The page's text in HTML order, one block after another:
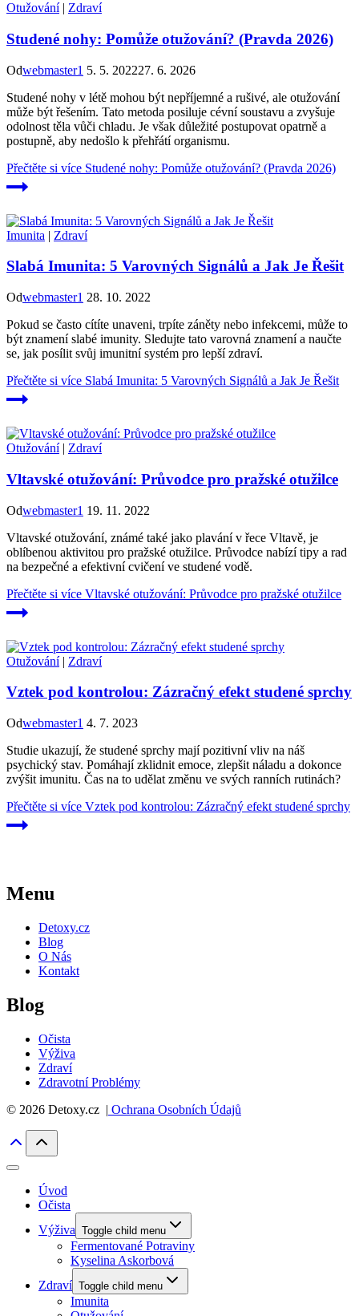
Otužování| Zdraví
Studené nohy: Pomůže otužování? (Pravda 2026)
Odwebmaster1 5. 5. 202227. 6. 2026
Studené nohy v létě mohou být nepříjemné a rušivé, ale otužování
může být řešením. Tato metoda posiluje cévní soustavu a zvyšuje
odolnost těla vůči chladu. Je však důležité postupovat opatrně a
postupně, aby nedošlo k přehřátí organismu.
Přečtěte si více Studené nohy: Pomůže otužování? (Pravda 2026)
Imunita | Zdraví
Slabá Imunita: 5 Varovných Signálů a Jak Je Řešit
Odwebmaster1 28. 10. 2022
Pokud se často cítíte unaveni, trpíte záněty nebo infekcemi, může to
být znamení slabé imunity. Sledujte tato varovná znamení a naučte
se, jak posílit svůj imunitní systém pro lepší zdraví.
Přečtěte si více Slabá Imunita: 5 Varovných Signálů a Jak Je Řešit
Otužování| Zdraví
Vltavské otužování: Průvodce pro pražské otužilce
Odwebmaster1 19. 11. 2022
Vltavské otužování, známé také jako plavání v řece Vltavě, je
oblíbenou aktivitou pro pražské otužilce. Průvodce nabízí tipy a rad
na bezpečné a efektivní cvičení ve studené vodě.
Přečtěte si více Vltavské otužování: Průvodce pro pražské otužilce
Otužování| Zdraví
Vztek pod kontrolou: Zázračný efekt studené sprchy
Odwebmaster1 4. 7. 2023
Studie ukazují, že studené sprchy mají pozitivní vliv na náš
psychický stav. Pomáhají zklidnit emoce, zlepšit náladu a dokonce
zvýšit imunitu. Čas na to udělat změnu ve svých ranních rutinách?
Přečtěte si více Vztek pod kontrolou: Zázračný efekt studené sprchy
Menu
Detoxy.cz
Blog
O Nás
Kontakt
Blog
Očista
Výživa
Zdraví
Zdravotní Problémy
© 2026 Detoxy.cz | Ochrana Osobních Údajů
Úvod
Očista
Výživa Toggle child menu
Fermentované Potraviny
Kyselina Askorbová
Zdraví Toggle child menu
Imunita